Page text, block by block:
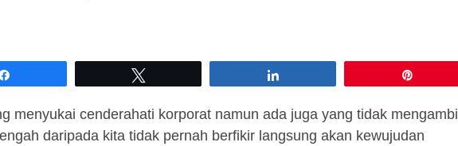
menyukai cenderahati korporat namun ada juga yang tidak mengambil
daripada kita tidak pernah berfikir langsung akan kewujudan